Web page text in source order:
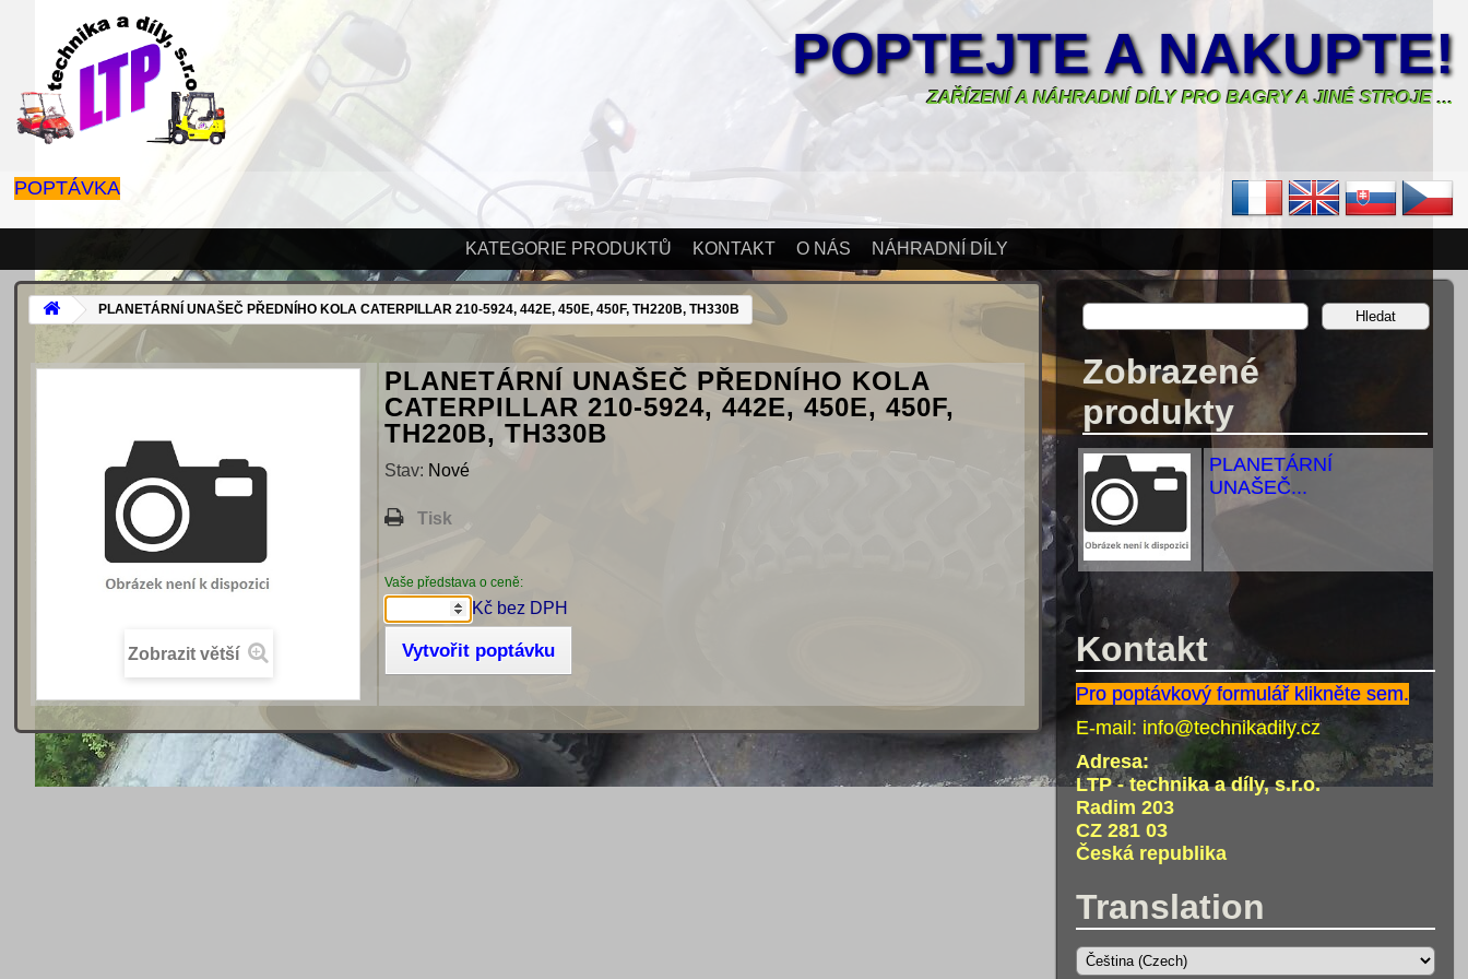
POPTEJTE A NAKUPTE!
ZAŘÍZENÍ A NÁHRADNÍ DÍLY PRO BAGRY A JINÉ STROJE ...
POPTÁVKA
KATEGORIE PRODUKTŮ KONTAKT O NÁS NÁHRADNÍ DÍLY
Zobrazené
produkty
PLANETÁRNÍ
UNAŠEČ...
Kontakt
Pro poptávkový formulář klikněte sem.
E-mail: info@technikadily.cz
Adresa:
LTP - technika a díly, s.r.o.
Radim 203
CZ 281 03
Česká republika
Translation
PLANETÁRNÍ UNAŠEČ PŘEDNÍHO KOLA CATERPILLAR 210-5924, 442E, 450E, 450F, TH220B, TH330B
Zobrazit větší
PLANETÁRNÍ UNAŠEČ PŘEDNÍHO KOLA
CATERPILLAR 210-5924, 442E, 450E, 450F,
TH220B, TH330B
Stav: Nové
Tisk
Vaše představa o ceně:
Kč bez DPH
Vytvořit poptávku